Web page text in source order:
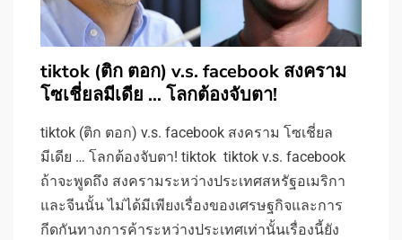
tiktok (ติก ตอก) v.s. facebook สงคราม
โซเชี่ยลมีเดีย … โลกต้องจับตา!
tiktok (ติก ตอก) v.s. facebook สงคราม โซเชี่ยล
มีเดีย … โลกต้องจับตา! tiktok tiktok v.s. facebook
ถ้าจะพูดถึง สงครามระหว่างประเทศสหรัฐอเมริกา
และจีนนั้น ไม่ได้มีเพียงเรื่องของเศรษฐกิจและการ
กีดกันทางการค้าระหว่างประเทศเท่านั้นเรื่องนี้ยัง